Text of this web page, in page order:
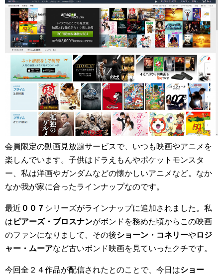
会員限定の動画見放題サービスで、いつも映画やアニメを
楽しんでいます。子供はドラえもんやポケットモンスタ
ー、私は洋画やガンダムなどの懐かしいアニメなど。なか
なか我が家に合ったラインナップなのです。
最近 ００７ シリーズがラインナップに追加されました。私
は ピアーズ・ブロスナンがボンドを務めた頃からこの映画
のファンになりまして、その後ショーン・コネリーやロジ
ャー・ムーアなど古いボンド映画を見ていったクチです。
今回全２４作品が配信されたとのことで、今日はショー